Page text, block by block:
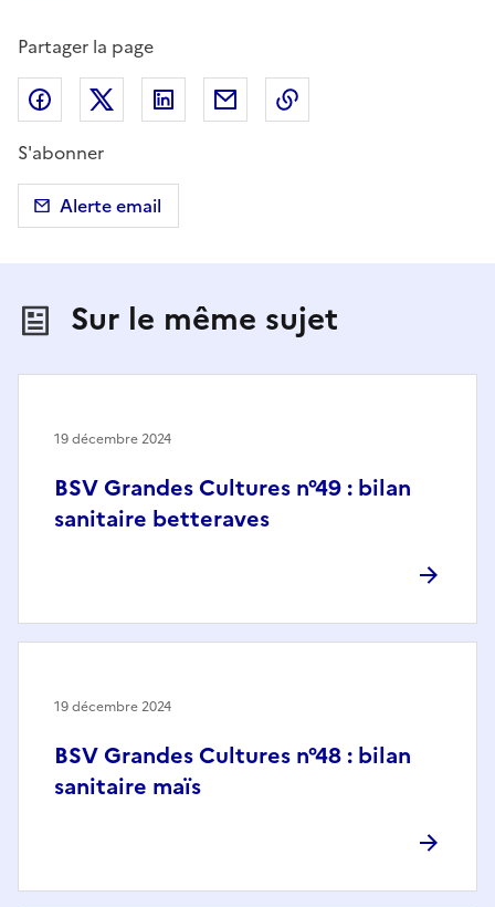
Partager la page
Partager sur Facebook
Partager sur X (anciennement Twitter)
Partager sur LinkedIn
Partager par email
S'abonner
Alerte email
Sur le même sujet
BSV Grandes Cultures n°49 : bilan
sanitaire betteraves
19 décembre 2024
BSV Grandes Cultures n°48 : bilan
sanitaire maïs
19 décembre 2024